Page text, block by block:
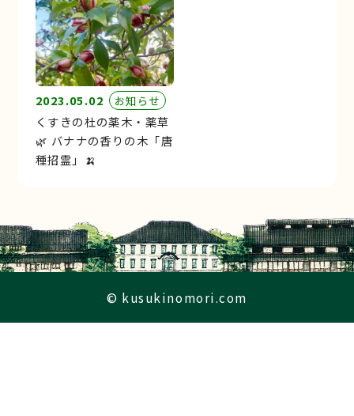
2023.05.02 お知らせ
くすきの杜の薬木・薬草
🌿 バナナの香りの木「唐
種招霊」🍌
© kusukinomori.com